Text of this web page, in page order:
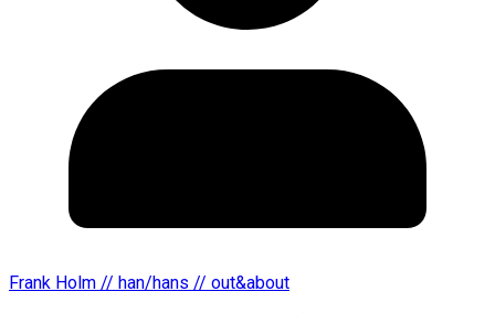
Frank Holm // han/hans // out&about